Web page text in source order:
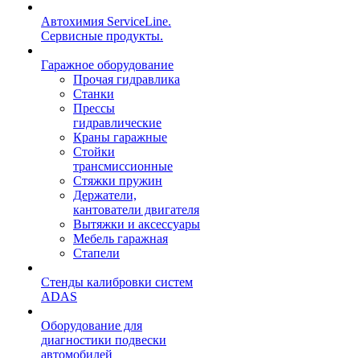
Автохимия ServiceLine.
Сервисные продукты.
Гаражное оборудование
Прочая гидравлика
Станки
Прессы
гидравлические
Краны гаражные
Стойки
трансмиссионные
Стяжки пружин
Держатели,
кантователи двигателя
Вытяжки и аксессуары
Мебель гаражная
Стапели
Стенды калибровки систем
ADAS
Оборудование для
диагностики подвески
автомобилей